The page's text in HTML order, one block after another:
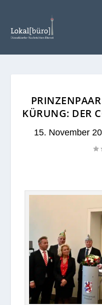
KÜRUNG: DER
15. November